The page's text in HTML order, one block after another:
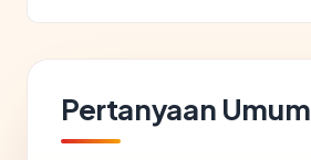
Pertanyaan Umum